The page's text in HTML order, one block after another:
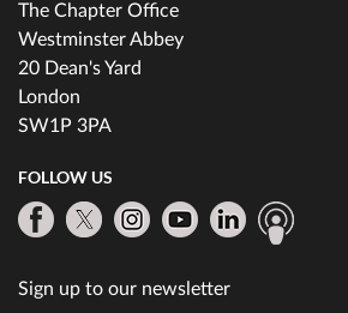
The Chapter Office
Westminster Abbey
20 Dean's Yard
London
SW1P 3PA
FOLLOW US
Sign up to our newsletter